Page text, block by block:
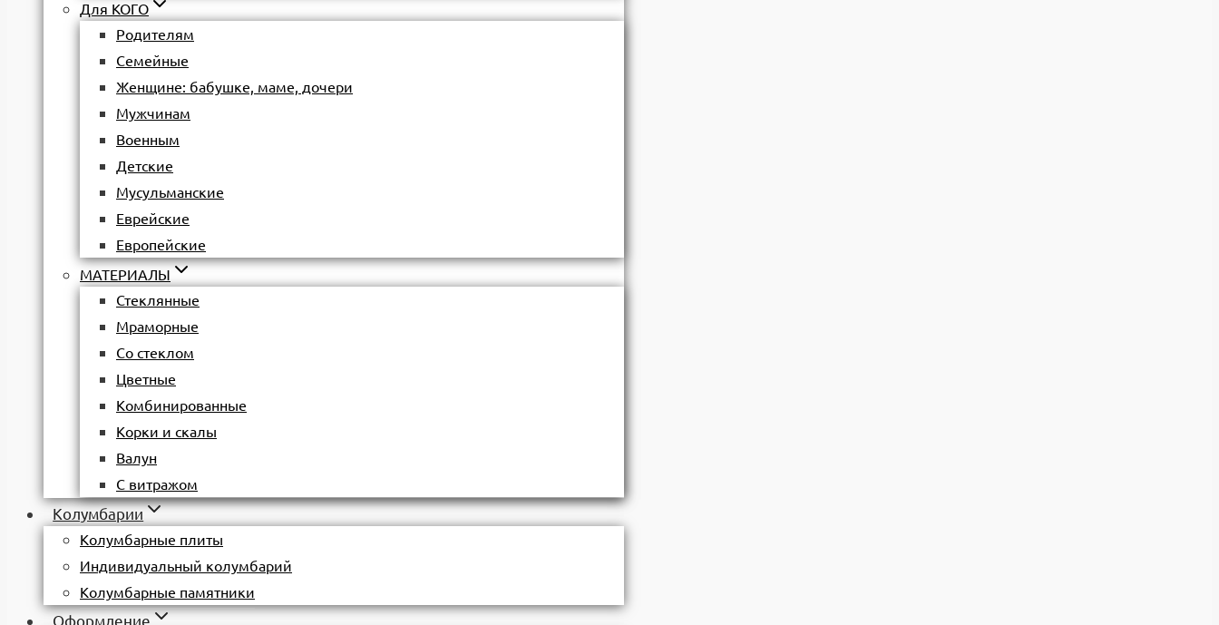
Для КОГО
Родителям
Семейные
Женщине: бабушке, маме, дочери
Мужчинам
Военным
Детские
Мусульманские
Еврейские
Европейские
МАТЕРИАЛЫ
Стеклянные
Мраморные
Со стеклом
Цветные
Комбинированные
Корки и скалы
Валун
С витражом
Колумбарии
Колумбарные плиты
Индивидуальный колумбарий
Колумбарные памятники
Оформление